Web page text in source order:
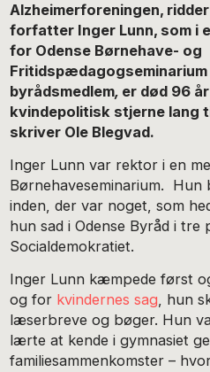
Alzheimerforeningen,
forfatter Inger Lunn, som i
for Odense Børnehave- og
byrådsmedlem, er død 96
kvindepolitisk stjerne lang
skriver Ole Blegvad.
Inger Lunn var rektor i en
Børnehaveseminarium.
inden, der var noget, som
hun sad i Odense Byråd i tre
Socialdemokratiet.
Inger Lunn kæmpede først
og for kvindernes sag , hun
læserbreve og bøger. Hun
lærte at kende i gymnasiet
familiesammenkomster –